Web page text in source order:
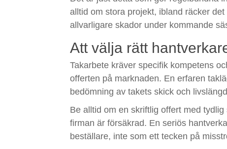
alltid om stora projekt, ibland räcker
allvarligare skador under kommande
Att välja rätt
Takarbete kräver specifik kompetens
offerten på marknaden. En erfaren
bedömning av takets skick och
Be alltid om en skriftlig offert med
firman är försäkrad. En seriös
beställare, inte som ett tecken på